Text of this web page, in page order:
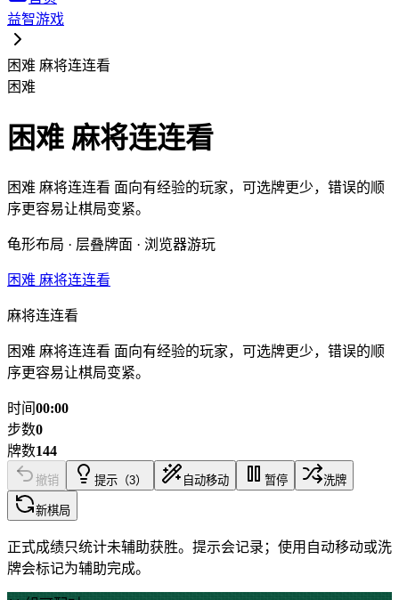
益智游戏
困难 麻将连连看
困难
困难 麻将连连看
困难 麻将连连看 面向有经验的玩家，可选牌更少，错误的顺
序更容易让棋局变紧。
龟形布局 · 层叠牌面 · 浏览器游玩
困难 麻将连连看
麻将连连看
困难 麻将连连看 面向有经验的玩家，可选牌更少，错误的顺
序更容易让棋局变紧。
时间00:00
步数0
牌数144
撤销 提示（3） 自动移动 暂停 洗牌
新棋局
正式成绩只统计未辅助获胜。提示会记录；使用自动移动或洗
牌会标记为辅助完成。